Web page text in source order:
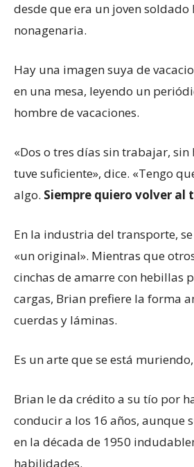
desde que era un joven soldado
nonagenaria.
Hay una imagen suya de
en una mesa, leyendo un
hombre de vacaciones.
«Dos o tres días sin trabajar, sin
tuve suficiente», dice. «Tengo
algo. Siempre quiero volver al
En la industria del transporte,
«un original». Mientras que
cinchas de amarre con hebillas
cargas, Brian prefiere la forma
cuerdas y láminas.
Es un arte que se está
Brian le da crédito a su tío por
conducir a los 16 años, aunque
en la década de 1950
habilidades.